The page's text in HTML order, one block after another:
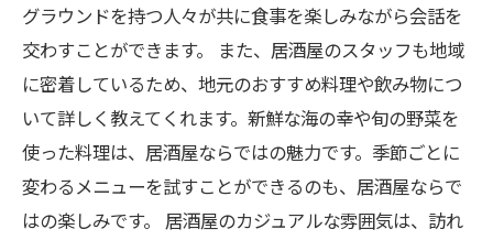
グラウンドを持つ人々が共に食事を楽しみながら会話を
交わすことができます。 また、居酒屋のスタッフも地域
に密着しているため、地元のおすすめ料理や飲み物につ
いて詳しく教えてくれます。新鮮な海の幸や旬の野菜を
使った料理は、居酒屋ならではの魅力です。季節ごとに
変わるメニューを試すことができるのも、居酒屋ならで
はの楽しみです。 居酒屋のカジュアルな雰囲気は、訪れ